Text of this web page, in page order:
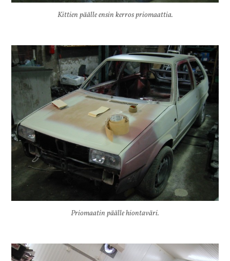
Kittien päälle ensin kerros priomaattia.
Priomaatin päälle hiontaväri.